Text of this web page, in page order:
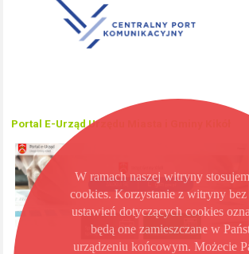
Portal E-Urząd Urzędu Miasta i Gminy Kikół
W ramach naszej witryny
cookies. Korzystanie z witryny
ustawień dotyczących cookies
będą one zamieszczane w
urządzeniu końcowym. Możecie